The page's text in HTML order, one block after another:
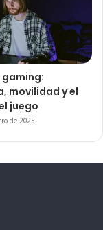
movilidad y el
juego
de 2025